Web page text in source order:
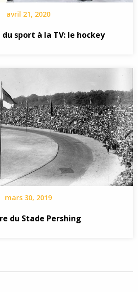
avril 21, 2020
sport à la TV: le hockey
mars 30, 2019
du Stade Pershing